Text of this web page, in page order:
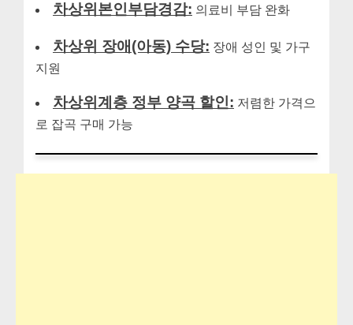
차상위본인부담경감: 의료비 부담 완화
차상위 장애(아동) 수당: 장애 성인 및 가구
지원
차상위계층 정부 양곡 할인: 저렴한 가격으
로 잡곡 구매 가능